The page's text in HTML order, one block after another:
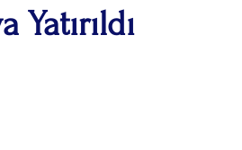
LinkedInPinterest Bağlantıyı Kopyala